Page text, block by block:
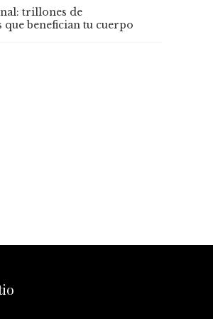
trillones de
benefician tu cuerpo